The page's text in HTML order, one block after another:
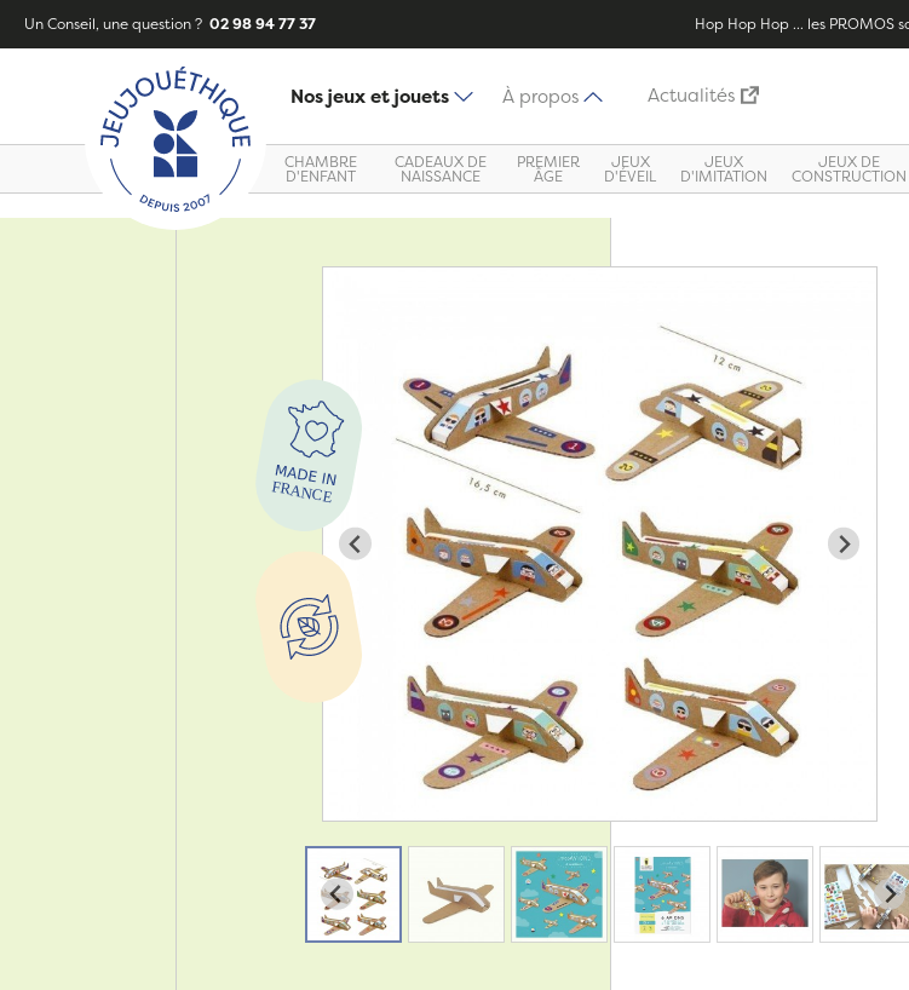
Un Conseil, une question ? 02 98 94 77 37 Hop Hop Hop ... les PROMOS
Nos jeux et jouets À propos Actualités
CHAMBRE
D'ENFANT
CADEAUX DE
NAISSANCE
PREMIER
ÂGE
JEUX
D'ÉVEIL
JEUX
D'IMITATION
JEUX DE
CONSTRUCTION